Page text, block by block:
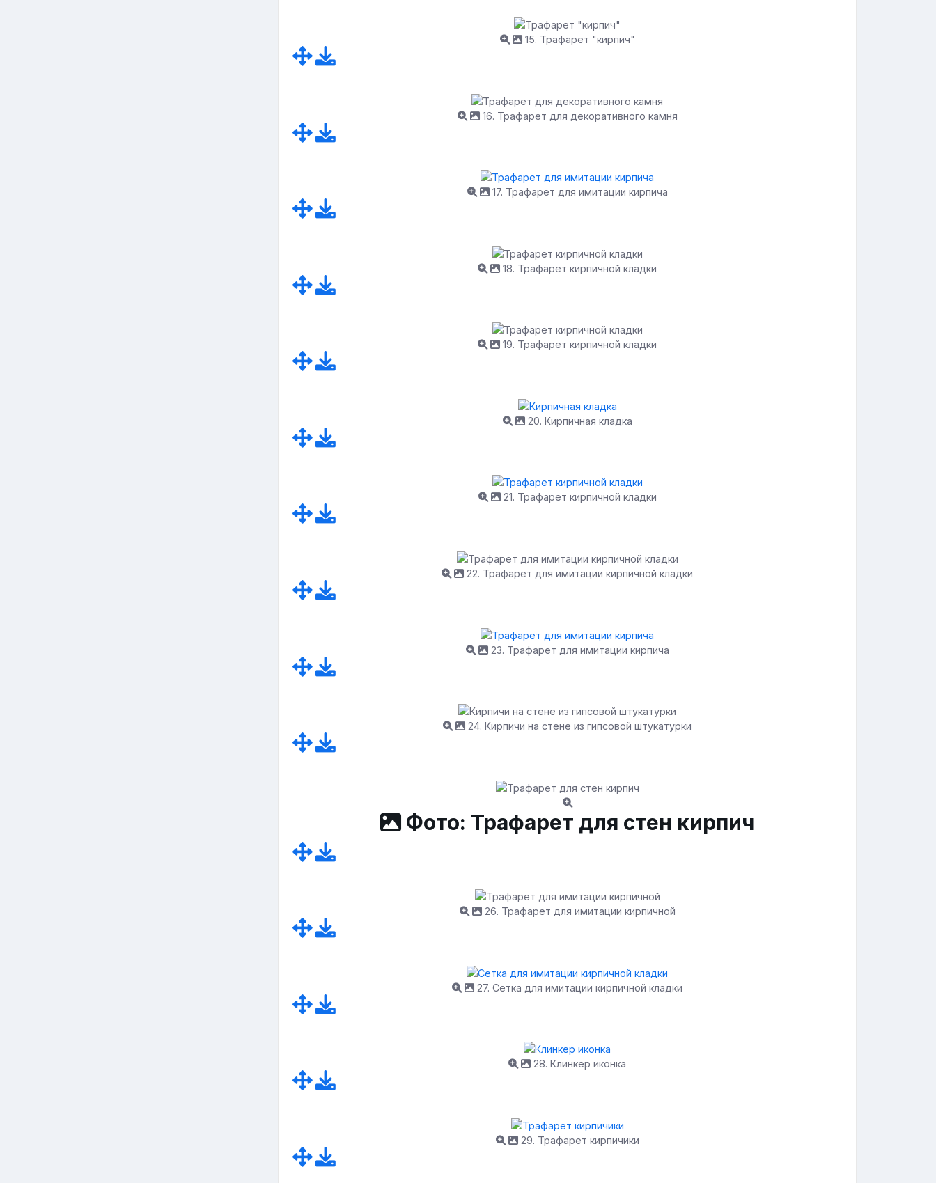
15. Трафарет "кирпич"
16. Трафарет для декоративного камня
17. Трафарет для имитации кирпича
18. Трафарет кирпичной кладки
19. Трафарет кирпичной кладки
20. Кирпичная кладка
21. Трафарет кирпичной кладки
22. Трафарет для имитации кирпичной кладки
23. Трафарет для имитации кирпича
24. Кирпичи на стене из гипсовой штукатурки
Фото: Трафарет для стен кирпич
26. Трафарет для имитации кирпичной
27. Сетка для имитации кирпичной кладки
28. Клинкер иконка
29. Трафарет кирпичики